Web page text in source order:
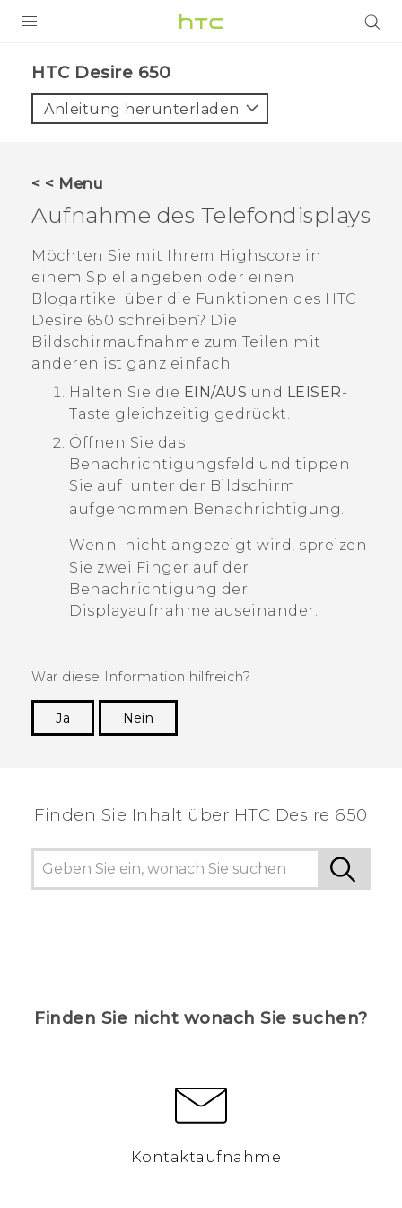
VIVE
UNTERSTÜTZUNG
HTC-Geräte und Zubehör
Anmelden
HTC Desire 650‎
Anleitung herunterladen
< < Menu
Aufnahme des Telefondisplays
Möchten Sie mit Ihrem Highscore in
einem Spiel angeben oder einen
Blogartikel über die Funktionen des HTC
Desire 650 schreiben? Die
Bildschirmaufnahme zum Teilen mit
anderen ist ganz einfach.
Halten Sie die EIN/AUS und LEISER-
Taste gleichzeitig gedrückt.
Öffnen Sie das
Benachrichtigungsfeld und tippen
Sie auf unter der Bildschirm
aufgenommen Benachrichtigung.
Wenn
nicht angezeigt wird, spreizen
Sie zwei Finger auf der
Benachrichtigung der
Displayaufnahme auseinander.
War diese Information hilfreich?
Ja
Nein
Finden Sie Inhalt über‎ HTC Desire 650
Finden Sie nicht wonach Sie suchen?
Kontaktaufnahme